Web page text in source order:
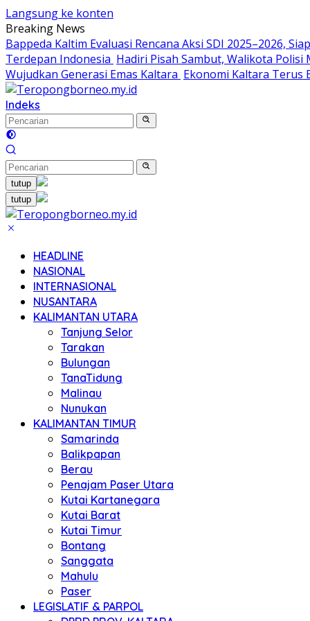
Langsung ke konten
Breaking News
Bappeda Kaltim Evaluasi Rencana Aksi SDI 2025–2026,
Terdepan Indonesia Hadiri Pisah Sambut, Walikota
Wujudkan Generasi Emas Kaltara Ekonomi Kaltara Terus
Indeks
tutup
tutup
HEADLINE
NASIONAL
INTERNASIONAL
NUSANTARA
KALIMANTAN UTARA
Tanjung Selor
Tarakan
Bulungan
TanaTidung
Malinau
Nunukan
KALIMANTAN TIMUR
Samarinda
Balikpapan
Berau
Penajam Paser Utara
Kutai Kartanegara
Kutai Barat
Kutai Timur
Bontang
Sanggata
Mahulu
Paser
LEGISLATIF & PARPOL